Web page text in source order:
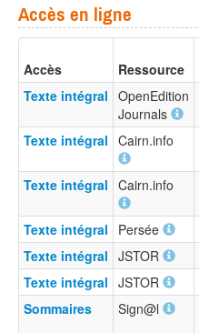
Accès en ligne
Accès Ressource
Texte intégral OpenEdition
Journals
Texte intégral Cairn.info
Texte intégral Cairn.info
Texte intégral Persée
Texte intégral JSTOR
Texte intégral JSTOR
Sommaires
Sign@l